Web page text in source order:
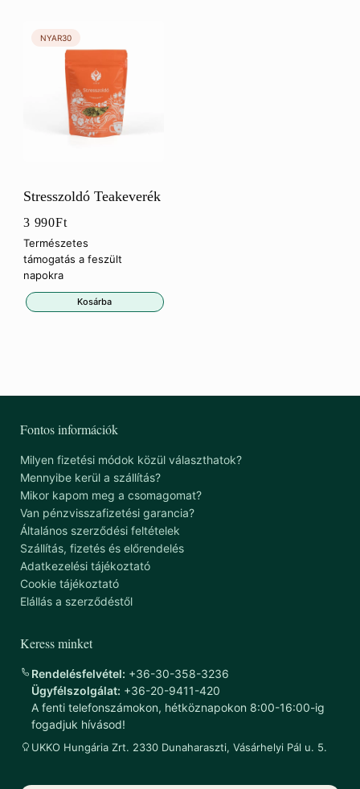
Stresszoldó Teakeverék
3 990Ft
Természetes
támogatás a feszült
napokra
Kosárba
Fontos információk
Milyen fizetési módok közül választhatok?
Mennyibe kerül a szállítás?
Mikor kapom meg a csomagomat?
Van pénzvisszafizetési garancia?
Általános szerződési feltételek
Szállítás, fizetés és előrendelés
Adatkezelési tájékoztató
Cookie tájékoztató
Elállás a szerződéstől
Keress minket
Rendelésfelvétel: +36-30-358-3236
Ügyfélszolgálat: +36-20-9411-420
A fenti telefonszámokon, hétköznapokon 8:00-16:00-ig
fogadjuk hívásod!
UKKO Hungária Zrt. 2330 Dunaharaszti, Vásárhelyi Pál u. 5.